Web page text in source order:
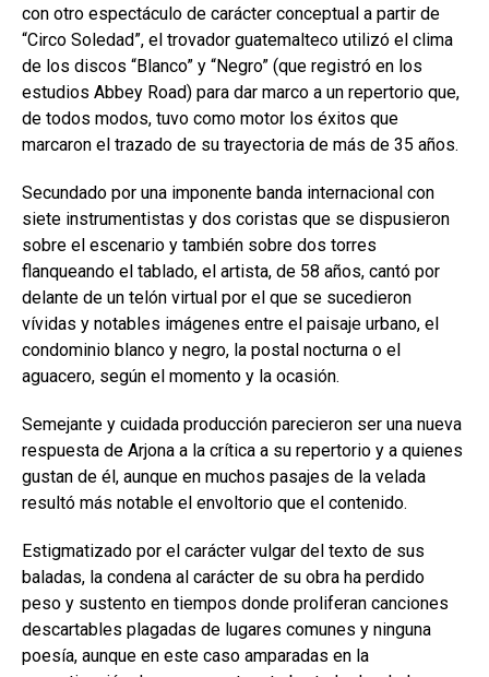
con otro espectáculo de carácter conceptual a partir de
“Circo Soledad”, el trovador guatemalteco utilizó el clima
de los discos “Blanco” y “Negro” (que registró en los
estudios Abbey Road) para dar marco a un repertorio que,
de todos modos, tuvo como motor los éxitos que
marcaron el trazado de su trayectoria de más de 35 años.
Secundado por una imponente banda internacional con
siete instrumentistas y dos coristas que se dispusieron
sobre el escenario y también sobre dos torres
flanqueando el tablado, el artista, de 58 años, cantó por
delante de un telón virtual por el que se sucedieron
vívidas y notables imágenes entre el paisaje urbano, el
condominio blanco y negro, la postal nocturna o el
aguacero, según el momento y la ocasión.
Semejante y cuidada producción parecieron ser una nueva
respuesta de Arjona a la crítica a su repertorio y a quienes
gustan de él, aunque en muchos pasajes de la velada
resultó más notable el envoltorio que el contenido.
Estigmatizado por el carácter vulgar del texto de sus
baladas, la condena al carácter de su obra ha perdido
peso y sustento en tiempos donde proliferan canciones
descartables plagadas de lugares comunes y ninguna
poesía, aunque en este caso amparadas en la